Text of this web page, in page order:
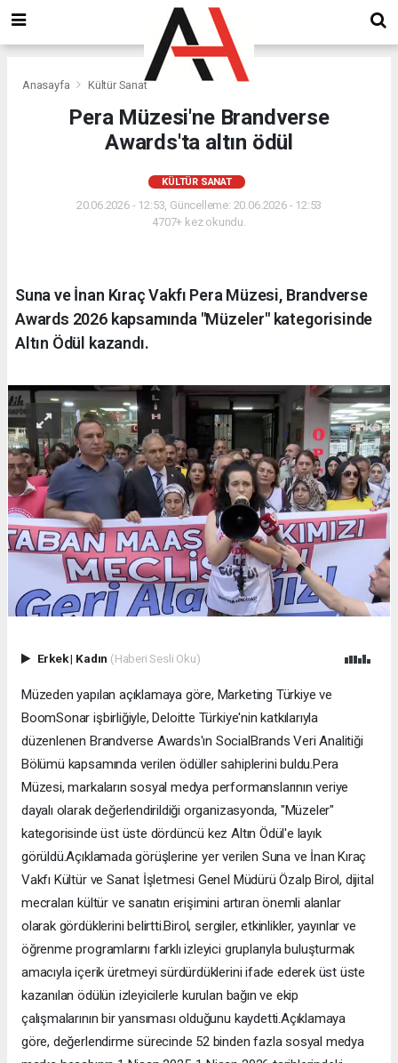
Anasayfa Kültür Sanat
Pera Müzesi'ne Brandverse
Awards'ta altın ödül
KÜLTÜR SANAT
20.06.2026 - 12:53, Güncelleme: 20.06.2026 - 12:53
4707+ kez okundu.
Suna ve İnan Kıraç Vakfı Pera Müzesi, Brandverse
Awards 2026 kapsamında "Müzeler" kategorisinde
Altın Ödül kazandı.
Erkek| Kadın (Haberi Sesli Oku)
Müzeden yapılan açıklamaya göre, Marketing Türkiye ve
BoomSonar işbirliğiyle, Deloitte Türkiye'nin katkılarıyla
düzenlenen Brandverse Awards'ın SocialBrands Veri Analitiği
Bölümü kapsamında verilen ödüller sahiplerini buldu.Pera
Müzesi, markaların sosyal medya performanslarının veriye
dayalı olarak değerlendirildiği organizasyonda, "Müzeler"
kategorisinde üst üste dördüncü kez Altın Ödül'e layık
görüldü.Açıklamada görüşlerine yer verilen Suna ve İnan Kıraç
Vakfı Kültür ve Sanat İşletmesi Genel Müdürü Özalp Birol, dijital
mecraları kültür ve sanatın erişimini artıran önemli alanlar
olarak gördüklerini belirtti.Birol, sergiler, etkinlikler, yayınlar ve
öğrenme programlarını farklı izleyici gruplarıyla buluşturmak
amacıyla içerik üretmeyi sürdürdüklerini ifade ederek üst üste
kazanılan ödülün izleyicilerle kurulan bağın ve ekip
çalışmalarının bir yansıması olduğunu kaydetti.Açıklamaya
göre, değerlendirme sürecinde 52 binden fazla sosyal medya